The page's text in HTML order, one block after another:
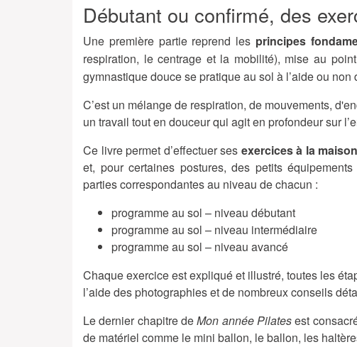
Débutant ou confirmé, des
Une première partie reprend les principes
respiration, le centrage et la mobilité), mise au
gymnastique douce se pratique au sol à l’aide ou
C’est un mélange de respiration, de mouvements,
un travail tout en douceur qui agit en profondeur sur
Ce livre permet d’effectuer ses exercices à la maison
et, pour certaines postures, des petits
parties correspondantes au niveau de chacun :
programme au sol – niveau débutant
programme au sol – niveau intermédiaire
programme au sol – niveau avancé
Chaque exercice est expliqué et illustré, toutes les
l’aide des photographies et de nombreux conseils
Le dernier chapitre deMon année Pilatesest
de matériel comme le mini ballon, le ballon, les